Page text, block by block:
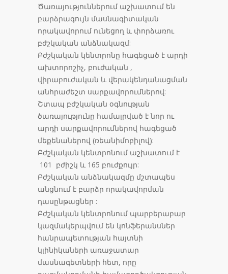
Ծառայություններում աշխատում են
բարձրագույն մասնագիտական
որակավորում ունեցող և փորձառու
բժշկական անձնակազմ:
Բժշկական կենտրոնը հագեցած է արդի
ախտորոշիչ, բուժական ,
վիրաբուժական և վերակենդանացման
անհրաժեշտ սարքավորումներով:
Շտապ բժշկական օգնության
ծառայությունը համալրված է նոր ու
արդի սարքավորումներով հագեցած
մեքենաներով (ռեանիմոբիլով):
Բժշկական կենտրոնում աշխատում է
101 բժիշկ և 165 բուժքույր:
Բժշկական անձնակազմը մշտապես
անցնում է բարձր որակավորման
դասընթացներ :
Բժշկական կենտրոնում պարբերաբար
կազմակերպվում են կոնֆերանսներ
հանրապետության հայտնի
կլինիկաների առաջատար
մասնագետների հետ, որը